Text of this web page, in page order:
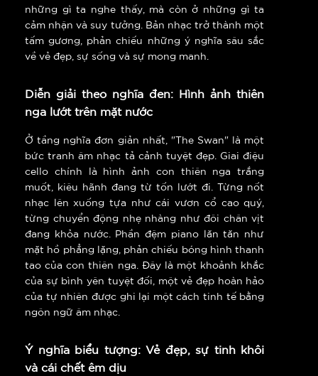
những gì ta nghe thấy, mà còn ở những gì ta
cảm nhận và suy tưởng. Bản nhạc trở thành một
tấm gương, phản chiếu những ý nghĩa sâu sắc
về vẻ đẹp, sự sống và sự mong manh.
Diễn giải theo nghĩa đen: Hình ảnh thiên
nga lướt trên mặt nước
Ở tầng nghĩa đơn giản nhất, "The Swan" là một
bức tranh âm nhạc tả cảnh tuyệt đẹp. Giai điệu
cello chính là hình ảnh con thiên nga trắng
muốt, kiêu hãnh đang từ tốn lướt đi. Từng nốt
nhạc lên xuống tựa như cái vươn cổ cao quý,
từng chuyển động nhẹ nhàng như đôi chân vịt
đang khỏa nước. Phần đệm piano lăn tăn như
mặt hồ phẳng lặng, phản chiếu bóng hình thanh
tao của con thiên nga. Đây là một khoảnh khắc
của sự bình yên tuyệt đối, một vẻ đẹp hoàn hảo
của tự nhiên được ghi lại một cách tinh tế bằng
ngôn ngữ âm nhạc.
Ý nghĩa biểu tượng: Vẻ đẹp, sự tinh khôi
và cái chết êm dịu